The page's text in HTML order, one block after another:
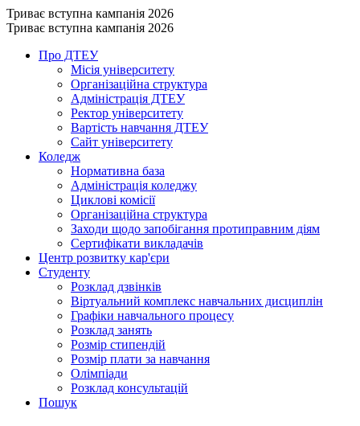
Триває вступна кампанія 2026
Триває вступна кампанія 2026
Про ДТЕУ
Місія університету
Організаційна структура
Адміністрація ДТЕУ
Ректор університету
Вартість навчання ДТЕУ
Сайт університету
Коледж
Нормативна база
Адміністрація коледжу
Циклові комісії
Організаційна структура
Заходи щодо запобігання протиправним діям
Сертифікати викладачів
Центр розвитку кар'єри
Студенту
Розклад дзвінків
Віртуальний комплекс навчальних дисциплін
Графіки навчального процесу
Розклад занять
Розмір стипендій
Розмір плати за навчання
Олімпіади
Розклад консультацій
Пошук